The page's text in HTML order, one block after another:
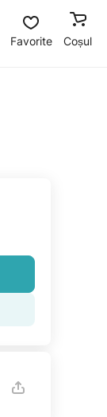
Favorite Coșul